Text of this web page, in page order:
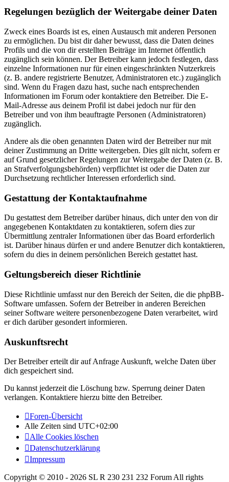
Regelungen bezüglich der Weitergabe deiner Daten
Zweck eines Boards ist es, einen Austausch mit anderen Personen
zu ermöglichen. Du bist dir daher bewusst, dass die Daten deines
Profils und die von dir erstellten Beiträge im Internet öffentlich
zugänglich sein können. Der Betreiber kann jedoch festlegen, dass
einzelne Informationen nur für einen eingeschränkten Nutzerkreis
(z. B. andere registrierte Benutzer, Administratoren etc.) zugänglich
sind. Wenn du Fragen dazu hast, suche nach entsprechenden
Informationen im Forum oder kontaktiere den Betreiber. Die E-
Mail-Adresse aus deinem Profil ist dabei jedoch nur für den
Betreiber und von ihm beauftragte Personen (Administratoren)
zugänglich.
Andere als die oben genannten Daten wird der Betreiber nur mit
deiner Zustimmung an Dritte weitergeben. Dies gilt nicht, sofern er
auf Grund gesetzlicher Regelungen zur Weitergabe der Daten (z. B.
an Strafverfolgungsbehörden) verpflichtet ist oder die Daten zur
Durchsetzung rechtlicher Interessen erforderlich sind.
Gestattung der Kontaktaufnahme
Du gestattest dem Betreiber darüber hinaus, dich unter den von dir
angegebenen Kontaktdaten zu kontaktieren, sofern dies zur
Übermittlung zentraler Informationen über das Board erforderlich
ist. Darüber hinaus dürfen er und andere Benutzer dich kontaktieren,
sofern du dies in deinem persönlichen Bereich gestattet hast.
Geltungsbereich dieser Richtlinie
Diese Richtlinie umfasst nur den Bereich der Seiten, die die phpBB-
Software umfassen. Sofern der Betreiber in anderen Bereichen
seiner Software weitere personenbezogene Daten verarbeitet, wird
er dich darüber gesondert informieren.
Auskunftsrecht
Der Betreiber erteilt dir auf Anfrage Auskunft, welche Daten über
dich gespeichert sind.
Du kannst jederzeit die Löschung bzw. Sperrung deiner Daten
verlangen. Kontaktiere hierzu bitte den Betreiber.
Foren-Übersicht
Alle Zeiten sind UTC+02:00
Alle Cookies löschen
Datenschutzerklärung
Impressum
Copyright © 2010 - 2026 SL R 230 231 232 Forum All rights